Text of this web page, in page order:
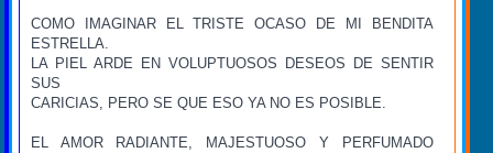
COMO IMAGINAR EL TRISTE OCASO DE MI BENDITA
ESTRELLA.
LA PIEL ARDE EN VOLUPTUOSOS DESEOS DE SENTIR
SUS
CARICIAS, PERO SE QUE ESO YA NO ES POSIBLE.
EL AMOR RADIANTE, MAJESTUOSO Y PERFUMADO